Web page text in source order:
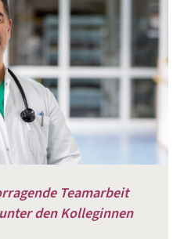
Teamarbeit
den Kolleginnen